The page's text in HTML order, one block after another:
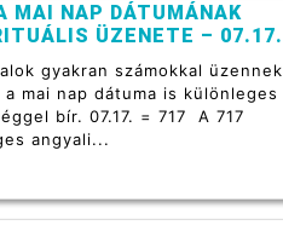
MAI NAP DÁTUMÁNAK
ÜZENETE – 07.17.
gyakran számokkal üzennek
a mai nap dátuma is különleges
bír. 07.17. = 717 A 717
angyali...